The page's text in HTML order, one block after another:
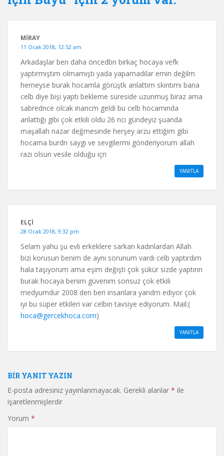
MIRAY
11 Ocak 2018, 12:52 am
Arkadaşlar ben daha öncedbn birkaç hocaya vefk
yaptırmıştım olmamıştı yada yapamadılar emin değilm
herneyse burak hocamla görüştk anlattım skıntımı bana
celb diye bişi yaptı bekleme süreside uzunmuş biraz ama
sabrednce olcak inancm geldi bu celb hocamında
anlattığı gibi çok etkili oldu 26 ncı gündeyiz şuanda
maşallah nazar değmesinde herşey arzu ettiğim gibi
hocama burdn saygı ve sevgilermi gönderiyorum allah
razı olsun vesile olduğu içn
YANITLA
ELÇİ
28 Ocak 2018, 9:32 pm
Selam yahu şu evli erkeklere sarkan kadınlardan Allah
bizi korusun benim de aynı sorunum vardı celb yaptırdım
hala taşıyorum ama eşim değişti çok şükür sizde yaptırın
burak hocaya benim güvenim sonsuz çok etkili
medyumdur 2008 den beri insanlara yarıdm ediyor çok
iyi bu süper etkileri var celbin tavsiye ediyorum. Mail:(
hoca@gercekhoca.com)
YANITLA
BIR YANIT YAZIN
E-posta adresiniz yayınlanmayacak. Gerekli alanlar * ile
işaretlenmişlerdir
Yorum *